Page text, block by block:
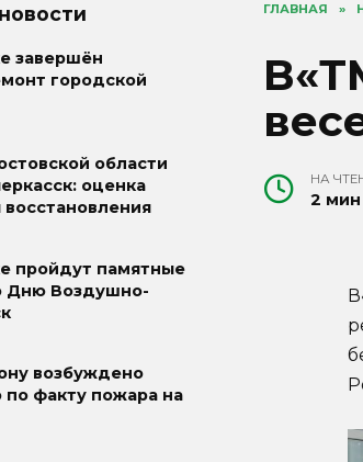
ГЛАВНАЯ »
НА
2 мин
завершён
городской
области
оценка
пройдут памятные
Дню Воздушно-
возбуждено
по факту пожара на